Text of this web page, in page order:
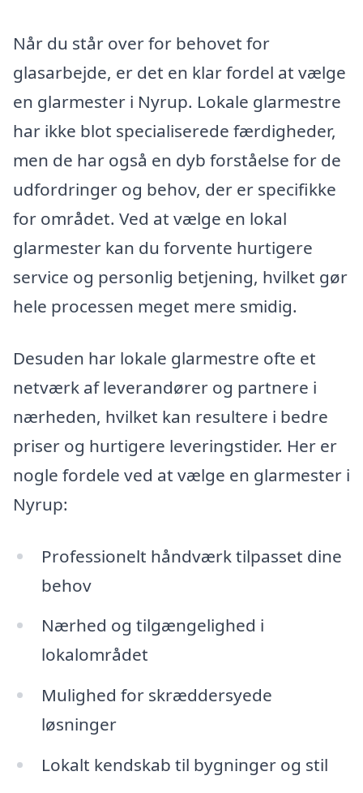
Når du står over for behovet for
glasarbejde, er det en klar fordel at vælge
en glarmester i Nyrup. Lokale glarmestre
har ikke blot specialiserede færdigheder,
men de har også en dyb forståelse for de
udfordringer og behov, der er specifikke
for området. Ved at vælge en lokal
glarmester kan du forvente hurtigere
service og personlig betjening, hvilket gør
hele processen meget mere smidig.
Desuden har lokale glarmestre ofte et
netværk af leverandører og partnere i
nærheden, hvilket kan resultere i bedre
priser og hurtigere leveringstider. Her er
nogle fordele ved at vælge en glarmester i
Nyrup:
Professionelt håndværk tilpasset dine
behov
Nærhed og tilgængelighed i
lokalområdet
Mulighed for skræddersyede
løsninger
Lokalt kendskab til bygninger og stil